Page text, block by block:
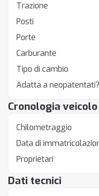
Trazione
Posti
Porte
Carburante
Tipo di cambio
Adatta a neopatentati?
Cronologia veicolo
Chilometraggio
Data di
Proprietari
Dati tecnici